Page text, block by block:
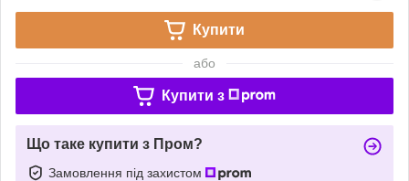
Купити
або
Купити з
Що таке купити з Пром?
Замовлення під захистом